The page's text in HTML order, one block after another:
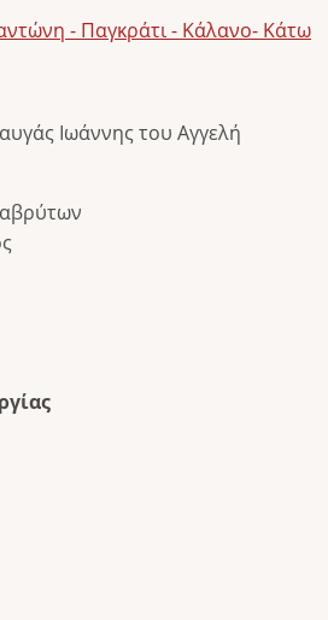
- Παγκράτι - Κάλανο- Κάτω
Ιωάννης του Αγγελή